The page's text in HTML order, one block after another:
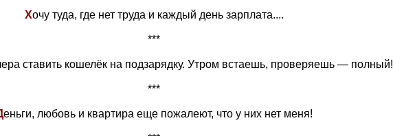
Xoчу туда, где нет труда и каждый день зарплата....
***
ставить кошелёк на подзарядку. Утром встаешь, проверяешь — полный!
***
еньги, любовь и квартира еще пожалеют, что у них нет меня!